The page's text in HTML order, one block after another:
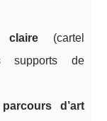
claire (cartel
supports de
d’art